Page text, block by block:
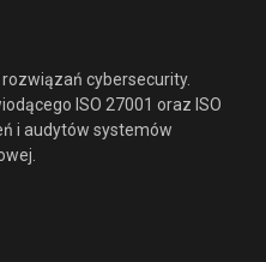
cybersecurity.
ISO 27001 oraz ISO
i audytów systemów